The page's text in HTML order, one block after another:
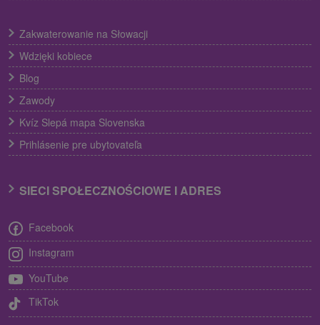
Zakwaterowanie na Słowacji
Wdzięki kobiece
Blog
Zawody
Kvíz Slepá mapa Slovenska
Prihlásenie pre ubytovateľa
SIECI SPOŁECZNOŚCIOWE I ADRES
Facebook
Instagram
YouTube
TikTok